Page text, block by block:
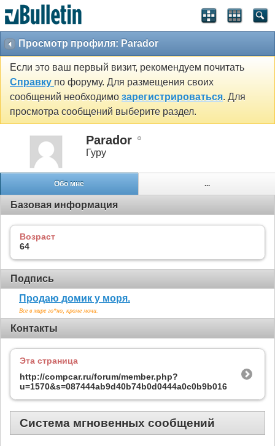
Просмотр профиля: Parador
Если это ваш первый визит, рекомендуем почитать
Справку по форуму. Для размещения своих
сообщений необходимо зарегистрироваться. Для
просмотра сообщений выберите раздел.
Parador
Гуру
Обо мне ...
Базовая информация
Возраст
64
Подпись
Продаю домик у моря.
Все в мире го*но, кроме мочи.
Контакты
Эта страница
http://compcar.ru/forum/member.php?
u=1570&s=087444ab9d40b74b0d0444a0c0b9b016
Система мгновенных сообщений